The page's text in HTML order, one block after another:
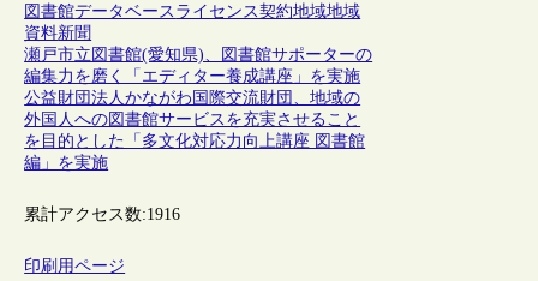
図書館データベース ライセンス契約地域地域
資料新聞
瀬戸市立図書館(愛知県)、図書館サポーターの
編集力を磨く「エディター養成講座」を実施
公益財団法人かながわ国際交流財団、地域の
外国人への図書館サービスを充実させること
を目的とした「多文化対応力向上講座 図書館
編」を実施
累計アクセス数:1916
印刷用ページ